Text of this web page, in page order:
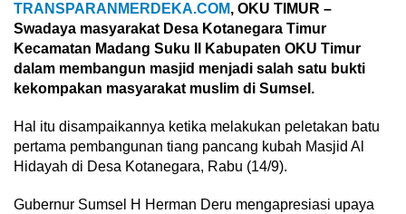
TRANSPARANMERDEKA.COM, OKU TIMUR –
Swadaya masyarakat Desa Kotanegara Timur
Kecamatan Madang Suku II Kabupaten OKU Timur
dalam membangun masjid menjadi salah satu bukti
kekompakan masyarakat muslim di Sumsel.
Hal itu disampaikannya ketika melakukan peletakan batu
pertama pembangunan tiang pancang kubah Masjid Al
Hidayah di Desa Kotanegara, Rabu (14/9).
Gubernur Sumsel H Herman Deru mengapresiasi upaya